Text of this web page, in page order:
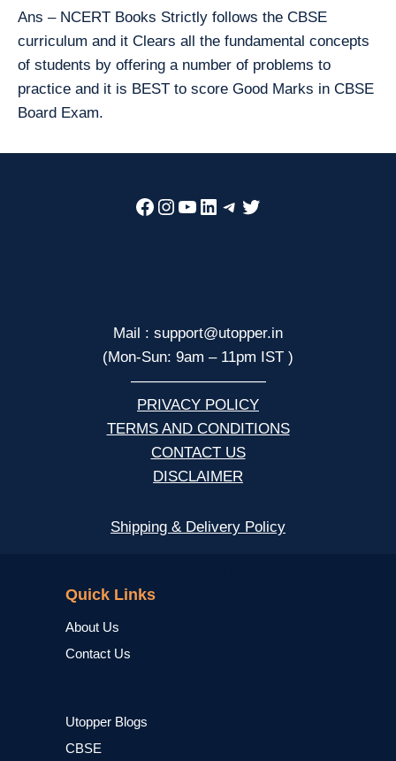
Ans – NCERT Books Strictly follows the CBSE
curriculum and it Clears all the fundamental concepts
of students by offering a number of problems to
practice and it is BEST to score Good Marks in CBSE
Board Exam.
Facebook
Instagram
YouTube
LinkedIn
Telegram
Twitter
Mail : support@utopper.in
(Mon-Sun: 9am – 11pm IST )
—————————
PRIVACY POLICY
TERMS AND CONDITIONS
CONTACT US
DISCLAIMER
Shipping & Delivery Policy
Quick Links
About Us
Contact Us
Utopper Blogs
CBSE